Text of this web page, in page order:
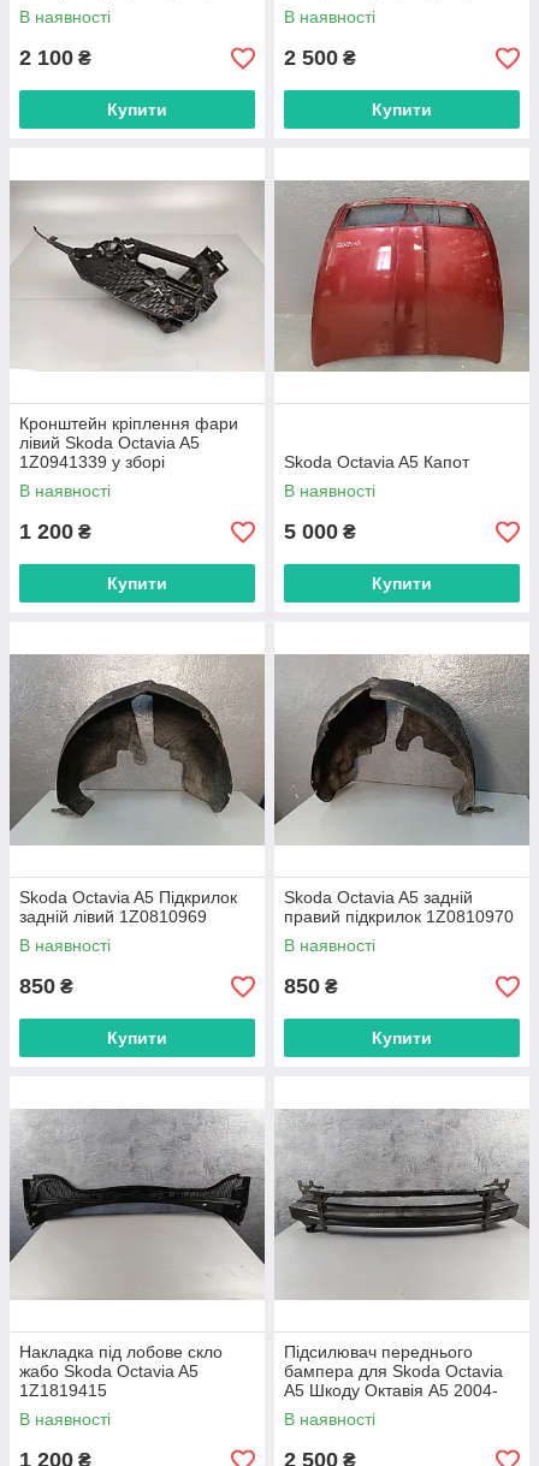
В наявності
2 100 ₴
Купити
В наявності
2 500 ₴
Купити
Кронштейн кріплення фари
лівий Skoda Octavia A5
1Z0941339 у зборі
В наявності
1 200 ₴
Купити
Skoda Octavia A5 Капот
В наявності
5 000 ₴
Купити
Skoda Octavia A5 Підкрилок
задній лівий 1Z0810969
В наявності
850 ₴
Купити
Skoda Octavia A5 задній
правий підкрилок 1Z0810970
В наявності
850 ₴
Купити
Накладка під лобове скло
жабо Skoda Octavia A5
1Z1819415
В наявності
1 200 ₴
Підсилювач переднього
бампера для Skoda Octavia
A5 Шкоду Октавія А5 2004-
2013, 1Z0807111
В наявності
2 500 ₴